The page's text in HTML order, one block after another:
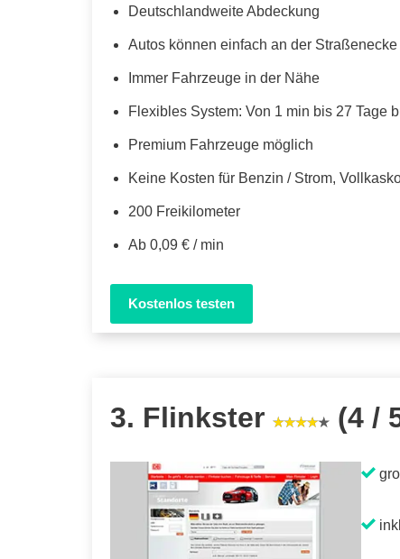
Deutschlandweite Abdeckung
Autos können einfach an der
Immer Fahrzeuge in der Nähe
Flexibles System: Von 1 min bis 27 Tage
Premium Fahrzeuge möglich
Keine Kosten für Benzin / Strom,
200 Freikilometer
Ab 0,09 € / min
Kostenlos testen
3. Flinkster (4 /